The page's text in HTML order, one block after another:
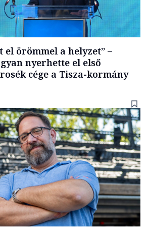
el örömmel a helyzet” –
nyerhette el első
cége a Tisza-kormány